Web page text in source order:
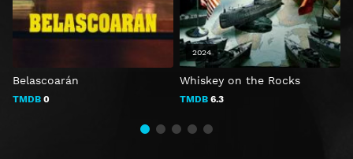
Belascoarán
TMDB 0
Whiskey on the Rocks
TMDB 6.3
2024